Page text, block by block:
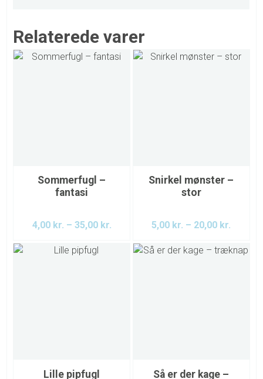
Relaterede varer
Sommerfugl –
fantasi
4,00 kr. – 35,00 kr.
Snirkel mønster –
stor
5,00 kr. – 20,00 kr.
Lille pipfugl
Så er der kage –